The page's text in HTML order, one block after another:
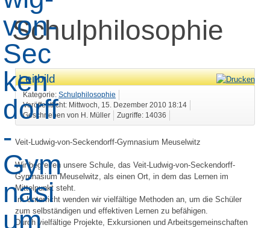
Schulphilosophie
Leitbild
Kategorie: Schulphilosophie
Veröffentlicht: Mittwoch, 15. Dezember 2010 18:14
Geschrieben von H. Müller
Zugriffe: 14036
Veit-Ludwig-von-Seckendorff-Gymnasium Meuselwitz
Wir begreifen unsere Schule, das Veit-Ludwig-von-Seckendorff-
Gymnasium Meuselwitz, als einen Ort, in dem das Lernen im
Mittelpunkt steht.
Im Unterricht wenden wir vielfältige Methoden an, um die Schüler
zum selbständigen und effektiven Lernen zu befähigen.
Durch vielfältige Projekte, Exkursionen und Arbeitsgemeinschaften